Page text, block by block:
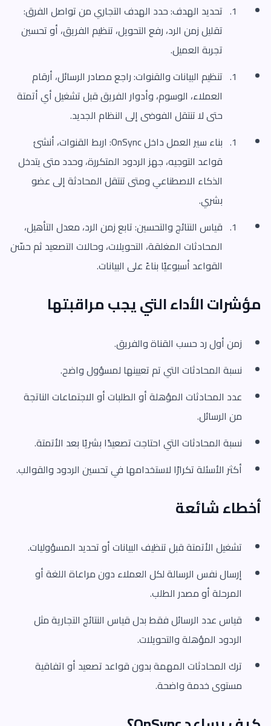
تحديد الهدف: حدد الهدف التجاري من تواصل الفرق:
تقليل زمن الرد، رفع التحويل، تنظيم الفريق، أو تحسين
تجربة العميل.
تنظيم البيانات والقنوات: راجع مصادر الرسائل، أرقام
العملاء، الوسوم، وأدوار الفريق قبل تشغيل أي أتمتة
حتى لا تنتقل الفوضى إلى النظام الجديد.
بناء سير العمل داخل OnSync: اربط القنوات، أنشئ
قواعد التوجيه، جهز الردود المتكررة، وحدد متى يتدخل
الذكاء الاصطناعي ومتى تنتقل المحادثة إلى عضو
بشري.
قياس النتائج والتحسين: تابع زمن الرد، معدل التأهيل،
المحادثات المغلقة، التحويلات، وحالات التصعيد ثم حسّن
القواعد أسبوعيًا بناءً على البيانات.
مؤشرات الأداء التي يجب مراقبتها
زمن أول رد حسب القناة والفريق.
نسبة المحادثات التي تم تعيينها لمسؤول واضح.
عدد المحادثات المؤهلة أو الطلبات أو الاجتماعات الناتجة
من الرسائل.
نسبة المحادثات التي احتاجت تصعيدًا بشريًا بعد الأتمتة.
أكثر الأسئلة تكرارًا لاستخدامها في تحسين الردود والقوالب.
أخطاء شائعة
تشغيل الأتمتة قبل تنظيف البيانات أو تحديد المسؤوليات.
إرسال نفس الرسالة لكل العملاء دون مراعاة اللغة أو
المرحلة أو مصدر الطلب.
قياس عدد الرسائل فقط بدل قياس النتائج التجارية مثل
الردود المؤهلة والتحويلات.
ترك المحادثات المهمة بدون قواعد تصعيد أو اتفاقية
مستوى خدمة واضحة.